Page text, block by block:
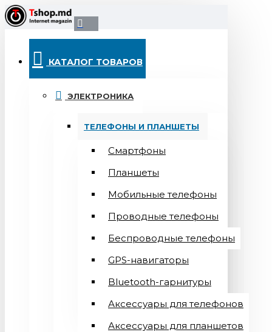
КАТАЛОГ ТОВАРОВ
ЭЛЕКТРОНИКА
ТЕЛЕФОНЫ И ПЛАНШЕТЫ
Смартфоны
Планшеты
Мобильные телефоны
Проводные телефоны
Беспроводные телефоны
GPS-навигаторы
Bluetooth-гарнитуры
Аксессуары для телефонов
Аксессуары для планшетов